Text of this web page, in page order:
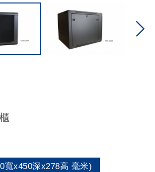
寬x450深x278高 毫米)